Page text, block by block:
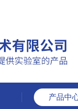
产品中